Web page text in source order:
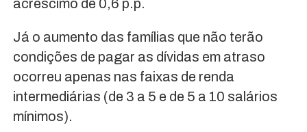
acréscimo de 0,6 p.p.
Já o aumento das famílias que não terão
condições de pagar as dívidas em atraso
ocorreu apenas nas faixas de renda
intermediárias (de 3 a 5 e de 5 a 10 salários
mínimos).